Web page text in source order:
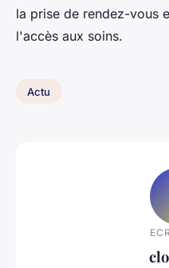
la prise de rendez-vous
l'accès aux soins.
Actu